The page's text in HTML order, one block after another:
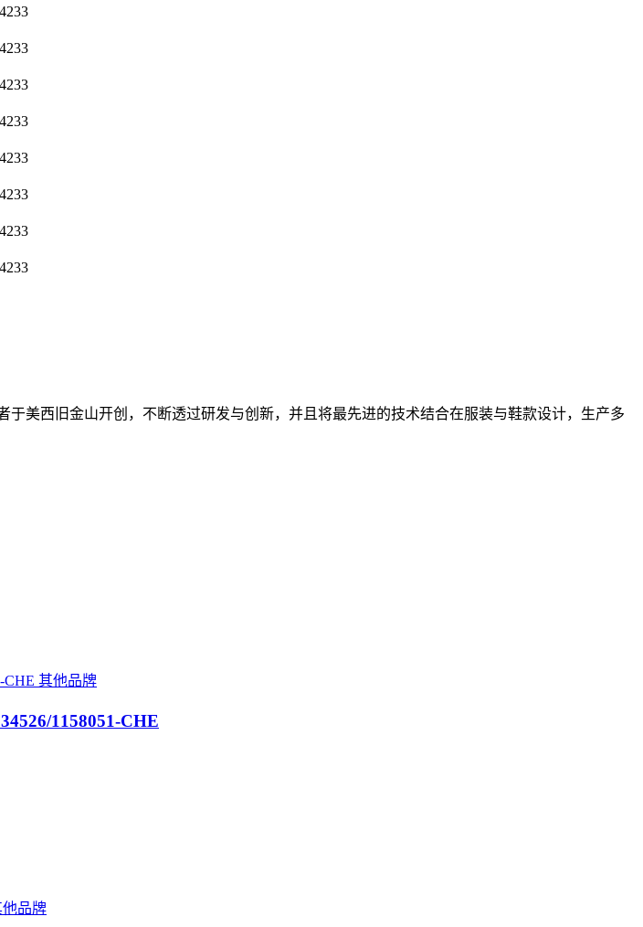
于美西旧金山开创，不断透过研发与创新，并且将最先进的技术结合在服装与鞋款设计，生产多
其他品牌
1158051-CHE
他品牌